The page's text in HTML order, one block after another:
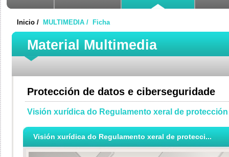
Inicio / MULTIMEDIA / Ficha
Material Multimedia
Protección de datos e ciberseguridade
Visión xurídica do Regulamento xeral de
Visión xurídica do Regulamento xeral de protecci...